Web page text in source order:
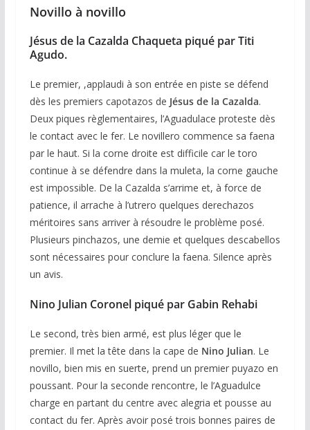
Novillo à novillo
Jésus de la Cazalda Chaqueta piqué par Titi
Agudo.
Le premier, ,applaudi à son entrée en piste se défend
dès les premiers capotazos de Jésus de la Cazalda.
Deux piques règlementaires, l’Aguadulace proteste dès
le contact avec le fer. Le novillero commence sa faena
par le haut. Si la corne droite est difficile car le toro
continue à se défendre dans la muleta, la corne gauche
est impossible. De la Cazalda s’arrime et, à force de
patience, il arrache à l’utrero quelques derechazos
méritoires sans arriver à résoudre le problème posé.
Plusieurs pinchazos, une demie et quelques descabellos
sont nécessaires pour conclure la faena. Silence après
un avis.
Nino Julian Coronel piqué par Gabin Rehabi
Le second, très bien armé, est plus léger que le
premier. Il met la tête dans la cape de Nino Julian. Le
novillo, bien mis en suerte, prend un premier puyazo en
poussant. Pour la seconde rencontre, le l’Aguadulce
charge en partant du centre avec alegria et pousse au
contact du fer. Après avoir posé trois bonnes paires de